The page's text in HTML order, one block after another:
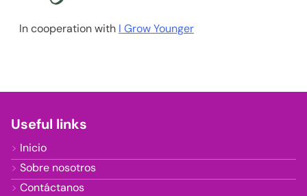
In cooperation with I Grow Younger
Useful links
Inicio
Sobre nosotros
Contáctanos